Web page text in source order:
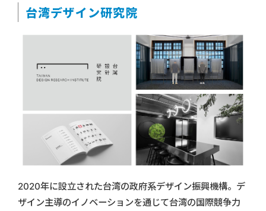
台湾デザイン研究院
2020年に設立された台湾の政府系デザイン振興機構。デ
ザイン主導のイノベーションを通じて台湾の国際競争力